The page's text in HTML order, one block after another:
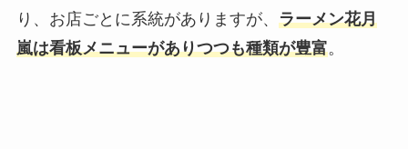
り、お店ごとに系統がありますが、 ラーメン花月
嵐は看板メニューがありつつも種類が豊富。